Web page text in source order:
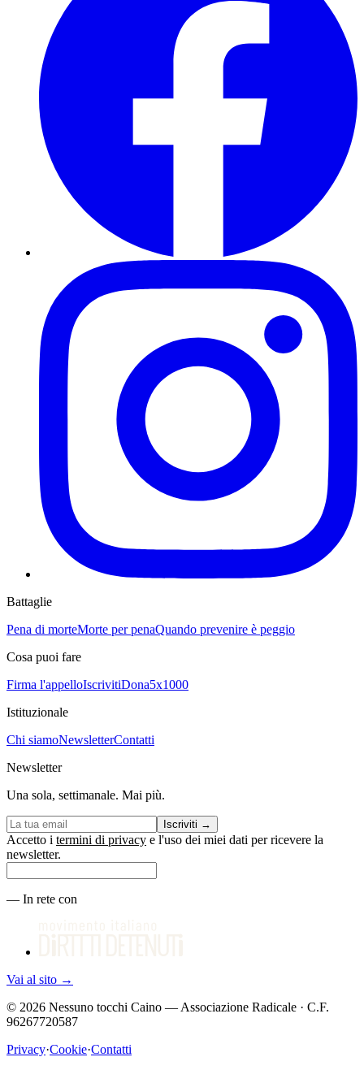
Battaglie
Pena di morteMorte per penaQuando prevenire è peggio
Cosa puoi fare
Firma l'appelloIscrivitiDona5x1000
Istituzionale
Chi siamoNewsletterContatti
Newsletter
Una sola, settimanale. Mai più.
Iscriviti →
Accetto i termini di privacy e l'uso dei miei dati per ricevere la
newsletter.
— In rete con
Vai al sito →
© 2026 Nessuno tocchi Caino — Associazione Radicale · C.F.
96267720587
Privacy·Cookie·Contatti